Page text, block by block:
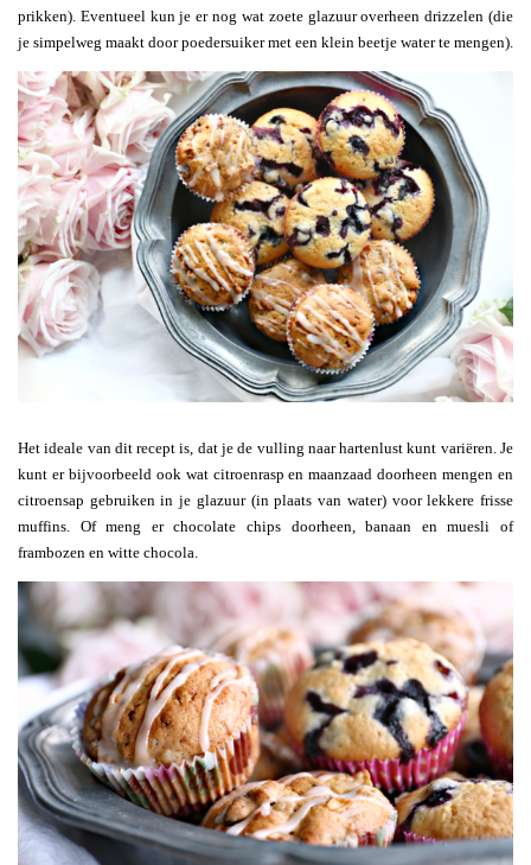
prikken). Eventueel kun je er nog wat zoete glazuur overheen drizzelen (die
je simpelweg maakt door poedersuiker met een klein beetje water te mengen).
Het ideale van dit recept is, dat je de vulling naar hartenlust kunt variëren. Je
kunt er bijvoorbeeld ook wat citroenrasp en maanzaad doorheen mengen en
citroensap gebruiken in je glazuur (in plaats van water) voor lekkere frisse
muffins. Of meng er chocolate chips doorheen, banaan en muesli of
frambozen en witte chocola.